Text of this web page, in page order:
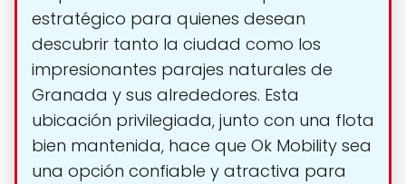
estratégico para quienes desean
descubrir tanto la ciudad como los
impresionantes parajes naturales de
Granada y sus alrededores. Esta
ubicación privilegiada, junto con una flota
bien mantenida, hace que Ok Mobility sea
una opción confiable y atractiva para